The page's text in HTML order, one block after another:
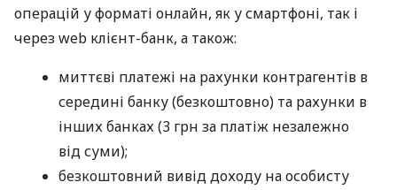
операцій у форматі онлайн, як у смартфоні, так і
через web клієнт-банк, а також:
миттєві платежі на рахунки контрагентів в
середині банку (безкоштовно) та рахунки в
інших банках (3 грн за платіж незалежно
від суми);
безкоштовний вивід доходу на особисту